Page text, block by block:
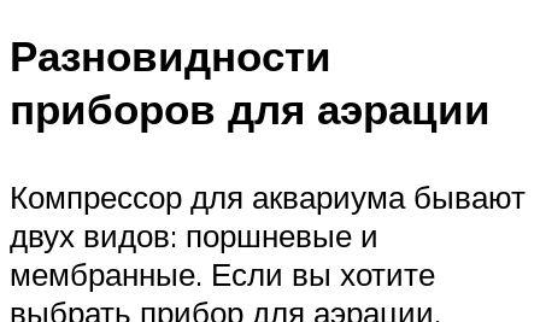
Разновидности
приборов для аэрации
Компрессор для аквариума бывают
двух видов: поршневые и
мембранные. Если вы хотите
выбрать прибор для аэрации,